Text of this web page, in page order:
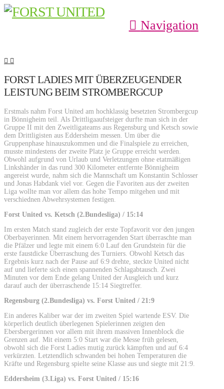
Navigation
FORST LADIES MIT ÜBERZEUGENDER
LEISTUNG BEIM STROMBERGCUP
Erstmals nahm Forst United am hochklassig besetzten Strombergcup
in Bönnigheim teil. Als Drittligaaufsteiger durfte man sich in der
Gruppe II mit den Zweitligateams aus Regensburg und Ketsch sowie
dem Drittligisten aus Eddersheim messen. Um über die
Gruppenphase hinauszukommen und die Finalspiele zu erreichen,
musste mindestens der zweite Platz je Gruppe erreicht werden.
Obwohl aufgrund von Urlaub und Verletzungen ohne etatmäßigen
Linkshänder in das rund 300 Kilometer entfernte Bönnigheim
angereist wurde, nahm sich die Mannschaft um Konstantin Schlosser
und Jonas Habdank viel vor. Gegen die Favoriten aus der zweiten
Liga wollte man vor allem das hohe Tempo mitgehen und mit
verschiednen Abwehrsystemen festigen.
Forst United vs. Ketsch (2.Bundesliga) / 15:14
Im ersten Match stand zugleich der erste Topfavorit vor den jungen
Oberbayerinnen. Mit einem hervorragenden Start überraschte man
die Pfälzer und legte mit einem 6:0 Lauf den Grundstein für die
erste faustdicke Überraschung des Turniers. Obwohl Ketsch das
Ergebnis kurz nach der Pause auf 6:9 drehte, steckte United nicht
auf und lieferte sich einen spannenden Schlagabtausch. Zwei
Minuten vor dem Ende gelang United der Ausgleich und kurz
darauf auch der überraschende 15:14 Siegtreffer.
Regensburg (2.Bundesliga) vs. Forst United / 21:9
Ein anderes Kaliber war der im zweiten Spiel wartende ESV. Die
körperlich deutlich überlegenen Spielerinnen zeigten den
Ebersbergerinnen vor allem mit ihrem massiven Innenblock die
Grenzen auf. Mit einem 5:0 Start war die Messe früh gelesen,
obwohl sich die Forst Ladies mutig zurück kämpften und auf 6:4
verkürzten. Letztendlich schwanden bei hohen Temperaturen die
Kräfte und Regensburg spielte seine Klasse aus und siegte mit 21:9.
Eddersheim (3.Liga) vs. Forst United / 15:16